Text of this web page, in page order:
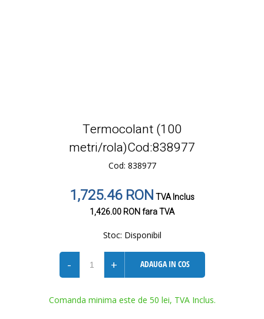
Termocolant (100
metri/rola)Cod:838977
Cod: 838977
1,725.46 RONTVA Inclus
1,426.00 RONfara TVA
Stoc: Disponibil
- + ADAUGA IN COS
Comanda minima este de 50 lei, TVA Inclus.